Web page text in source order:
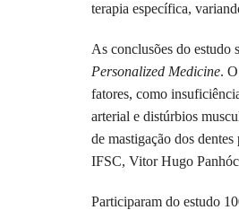
terapia específica,
As conclusões do estudo
Personalized Medicine.
fatores, como
arterial e distúrbios
de mastigação dos
IFSC, Vitor Hugo
Participaram do estudo